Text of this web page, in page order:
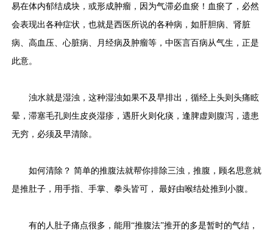
易在体内郁结成块，或形成肿瘤，因为气滞必血瘀！血瘀了，必然
会表现出各种症状，也就是西医所说的各种病，如肝胆病、肾脏
病、高血压、心脏病、月经病及肿瘤等，中医言百病从气生，正是
此意。
浊水就是湿浊，这种湿浊如果不及早排出，循经上头则头痛眩
晕，滞塞毛孔则生皮炎湿疹，遇肝火则化痰，逢脾虚则腹泻，遗患
无穷，必须及早清除。
如何清除？ 简单的推腹法就帮你排除三浊，推腹，顾名思意就
是推肚子，用手指、手掌、拳头皆可， 最好由喉结处推到小腹。
有的人肚子痛点很多，能用“推腹法”推开的多是暂时的气结，